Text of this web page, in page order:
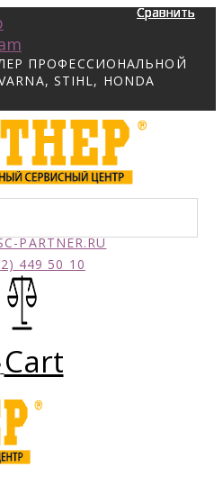
ПРОФЕССИОНАЛЬНОЙ
STIHL, HONDA
PARTNER.RU
449 50 10
Cart
Сравнить
Сравнить
Сравнить
Сравнить